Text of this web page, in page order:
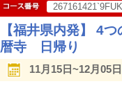
267161421`9FUK
【福井県内発】 4
暦寺 日帰り
11月15日~12月05